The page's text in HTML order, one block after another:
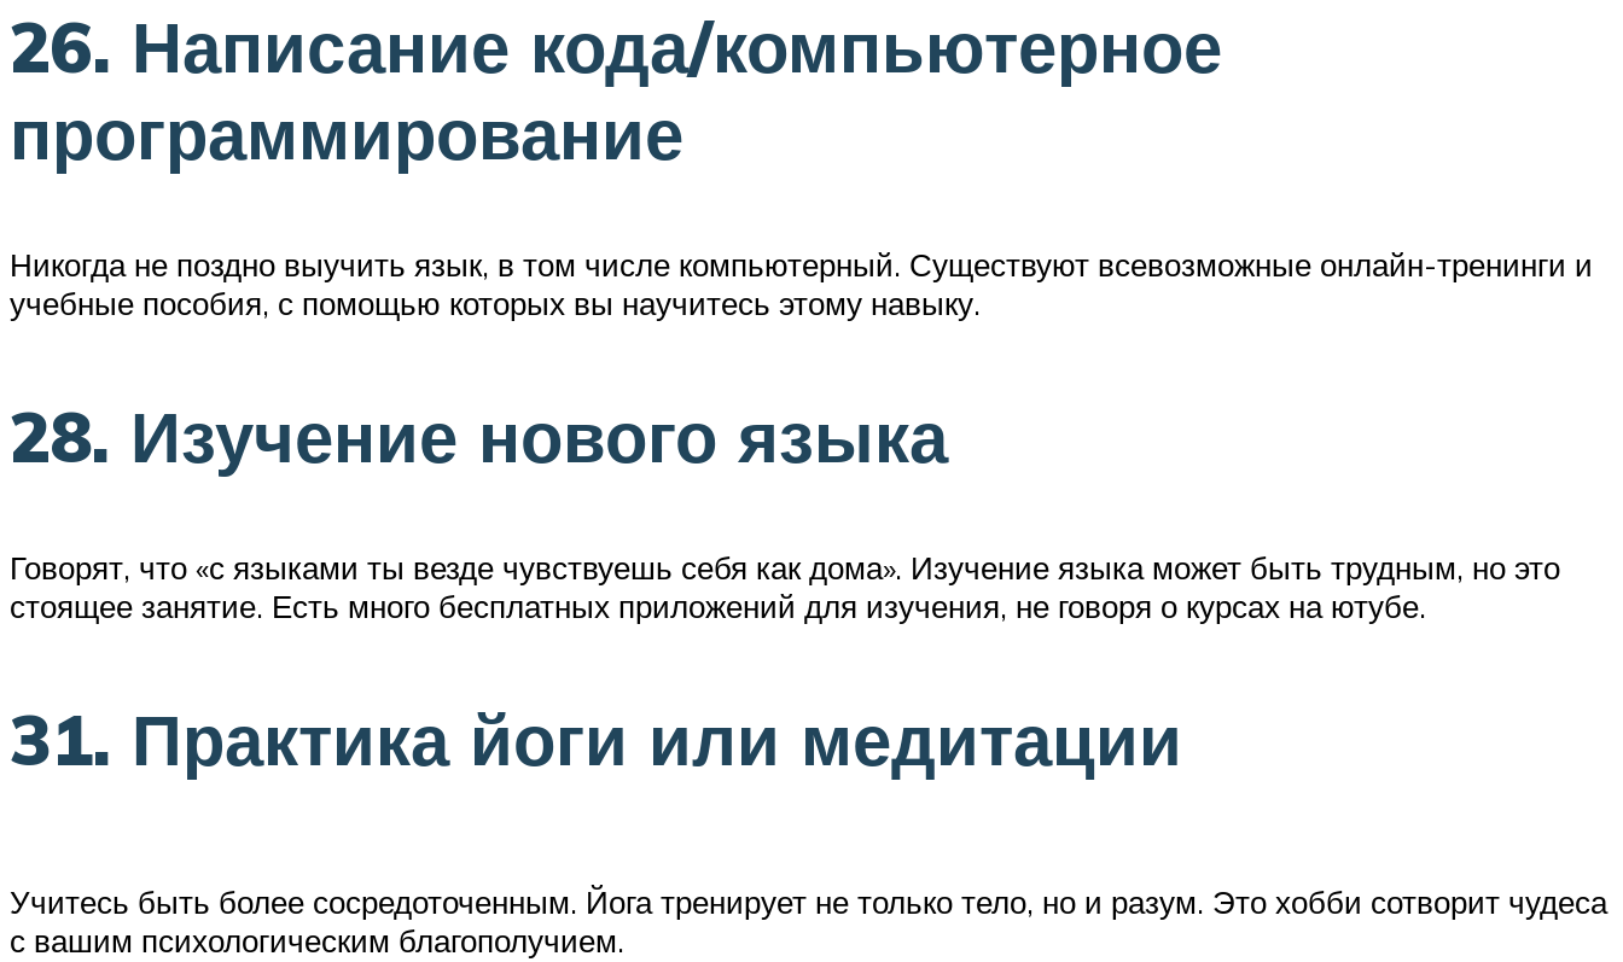
26. Написание кода/компьютерное
программирование
Никогда не поздно выучить язык, в том числе компьютерный. Существуют всевозможные онлайн-тренинги и
учебные пособия, с помощью которых вы научитесь этому навыку.
28. Изучение нового языка
Говорят, что «с языками ты везде чувствуешь себя как дома». Изучение языка может быть трудным, но это
стоящее занятие. Есть много бесплатных приложений для изучения, не говоря о курсах на ютубе.
31. Практика йоги или медитации
Учитесь быть более сосредоточенным. Йога тренирует не только тело, но и разум. Это хобби сотворит чудеса
с вашим психологическим благополучием.